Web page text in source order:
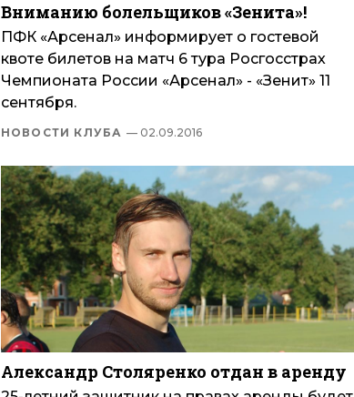
Вниманию болельщиков «Зенита»!
ПФК «Арсенал» информирует о гостевой
квоте билетов на матч 6 тура Росгосстрах
Чемпионата России «Арсенал» - «Зенит» 11
сентября.
НОВОСТИ КЛУБА — 02.09.2016
Александр Столяренко отдан в аренду